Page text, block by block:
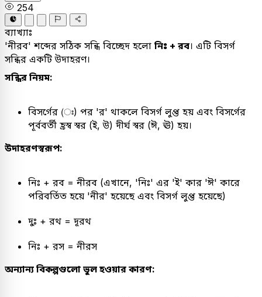
254
ব্যাখ্যাঃ
'নীরব' শব্দের সঠিক সন্ধি বিচ্ছেদ হলো নিঃ + রব। এটি বিসর্গ
সন্ধির একটি উদাহরণ।
সন্ধির নিয়ম:
বিসর্গের (ঃ) পর 'র' থাকলে বিসর্গ লুপ্ত হয় এবং বিসর্গের
পূর্ববর্তী হ্রস্ব স্বর (ই, উ) দীর্ঘ স্বর (ঈ, ঊ) হয়।
উদাহরণস্বরূপ:
নিঃ + রব = নীরব (এখানে, 'নিঃ' এর 'ই' কার 'ঈ' কারে
পরিবর্তিত হয়ে 'নীর' হয়েছে এবং বিসর্গ লুপ্ত হয়েছে)
দুঃ + রথ = দূরথ
নিঃ + রস = নীরস
অন্যান্য বিকল্পগুলো ভুল হওয়ার কারণ: